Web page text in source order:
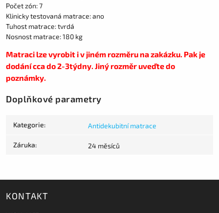
Počet zón: 7
Klinicky testovaná matrace: ano
Tuhost matrace: tvrdá
Nosnost matrace: 180 kg
Matraci lze vyrobit i v jiném rozměru na zakázku. Pak je
dodání cca do 2-3týdny. Jiný rozměr uveďte do
poznámky.
Doplňkové parametry
Kategorie: Antidekubitní matrace
Záruka: 24 měsíců
KONTAKT